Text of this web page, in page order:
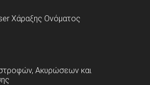
Χάραξης Ονόματος
Ακυρώσεων και